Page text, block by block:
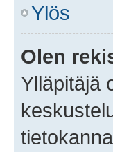
Ylös
Olen
Ylläpitäjä